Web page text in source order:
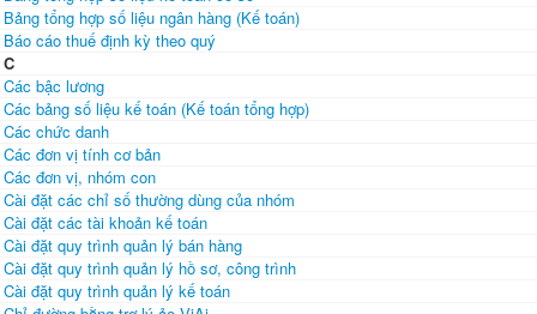
Bảng tổng hợp số liệu ngân hàng (Kế toán)
Báo cáo thuế định kỳ theo quý
C
Các bậc lương
Các bảng số liệu kế toán (Kế toán tổng hợp)
Các chức danh
Các đơn vị tính cơ bản
Các đơn vị, nhóm con
Cài đặt các chỉ số thường dùng của nhóm
Cài đặt các tài khoản kế toán
Cài đặt quy trình quản lý bán hàng
Cài đặt quy trình quản lý hồ sơ, công trình
Cài đặt quy trình quản lý kế toán